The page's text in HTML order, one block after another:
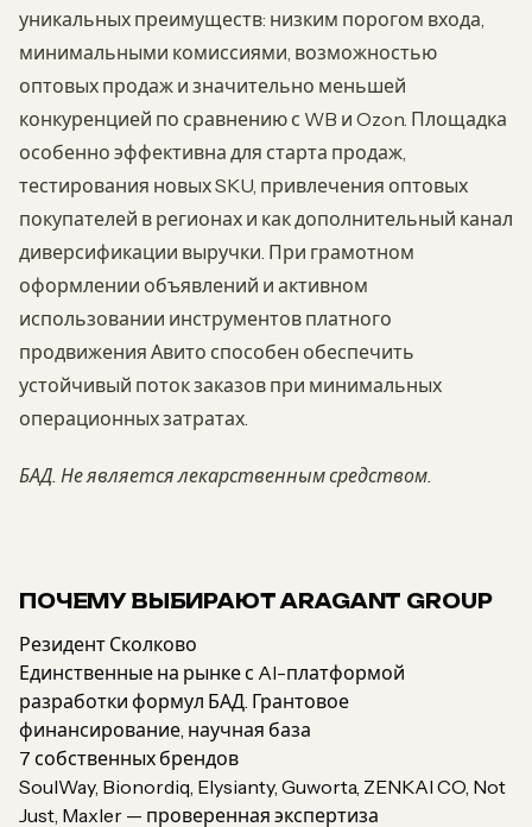
уникальных преимуществ: низким порогом входа,
минимальными комиссиями, возможностью
оптовых продаж и значительно меньшей
конкуренцией по сравнению с WB и Ozon. Площадка
особенно эффективна для старта продаж,
тестирования новых SKU, привлечения оптовых
покупателей в регионах и как дополнительный канал
диверсификации выручки. При грамотном
оформлении объявлений и активном
использовании инструментов платного
продвижения Авито способен обеспечить
устойчивый поток заказов при минимальных
операционных затратах.
БАД. Не является лекарственным средством.
ПОЧЕМУ ВЫБИРАЮТ ARAGANT GROUP
Резидент Сколково
Единственные на рынке с AI-платформой
разработки формул БАД. Грантовое
финансирование, научная база
7 собственных брендов
SoulWay, Bionordiq, Elysianty, Guworta, ZENKAI CO, Not
Just, Maxler — проверенная экспертиза